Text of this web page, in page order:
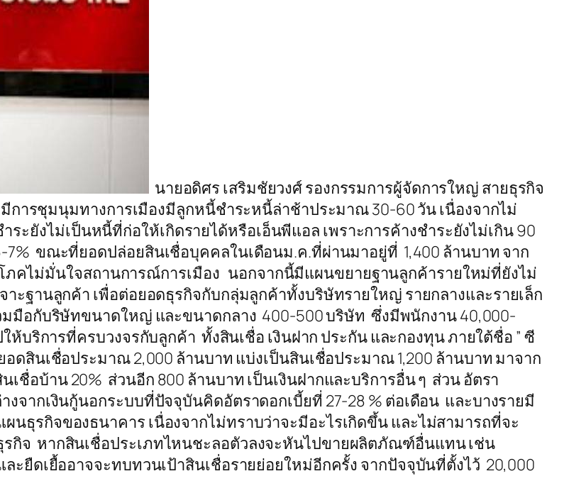
นายอดิศร เสริมชัยวงศ์ รองกรรมการผู้จัดการใหญ่ สายธุรกิจ
การชุมนุมทางการเมืองมีลูกหนี้ชำระหนี้ล่าช้าประมาณ 30-60 วัน เนื่องจากไม่
ะยังไม่เป็นหนี้ที่ก่อให้เกิดรายได้หรือเอ็นพีแอล เพราะการค้างชำระยังไม่เกิน 90
7% ขณะที่ยอดปล่อยสินเชื่อบุคคลในเดือนม.ค.ที่ผ่านมาอยู่ที่ 1,400 ล้านบาท จาก
ภคไม่มั่นใจสถานการณ์การเมือง นอกจากนี้มีแผนขยายฐานลูกค้ารายใหม่ที่ยังไม่
ะฐานลูกค้า เพื่อต่อยอดธุรกิจกับกลุ่มลูกค้าทั้งบริษัทรายใหญ่ รายกลางและรายเล็ก
มือกับริษัทขนาดใหญ่ และขนาดกลาง 400-500 บริษัท ซึ่งมีพนักงาน 40,000-
ห้บริการที่ครบวงจรกับลูกค้า ทั้งสินเชื่อ เงินฝาก ประกัน และกองทุน ภายใต้ชื่อ ” ซี
อดสินเชื่อประมาณ 2,000 ล้านบาท แบ่งเป็นสินเชื่อประมาณ 1,200 ล้านบาท มาจาก
ชื่อบ้าน 20% ส่วนอีก 800 ล้านบาท เป็นเงินฝากและบริการอื่น ๆ ส่วน อัตรา
จากเงินกู้นอกระบบที่ปัจจุบันคิดอัตราดอกเบี้ยที่ 27-28 % ต่อเดือน และบางรายมี
นธุรกิจของธนาคาร เนื่องจากไม่ทราบว่าจะมีอะไรเกิดขึ้น และไม่สามารถที่จะ
กิจ หากสินเชื่อประเภทไหนชะลอตัวลงจะหันไปขายผลิตภัณฑ์อื่นแทน เช่น
ยืดเยื้ออาจจะทบทวนเป้าสินเชื่อรายย่อยใหม่อีกครั้ง จากปัจจุบันที่ตั้งไว้ 20,000